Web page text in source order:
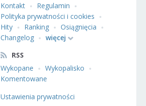
Kontakt
Regulamin
Polityka prywatności i cookies
Hity
Ranking
Osiągnięcia
Changelog
więcej
RSS
Wykopane
Wykopalisko
Komentowane
Ustawienia prywatności